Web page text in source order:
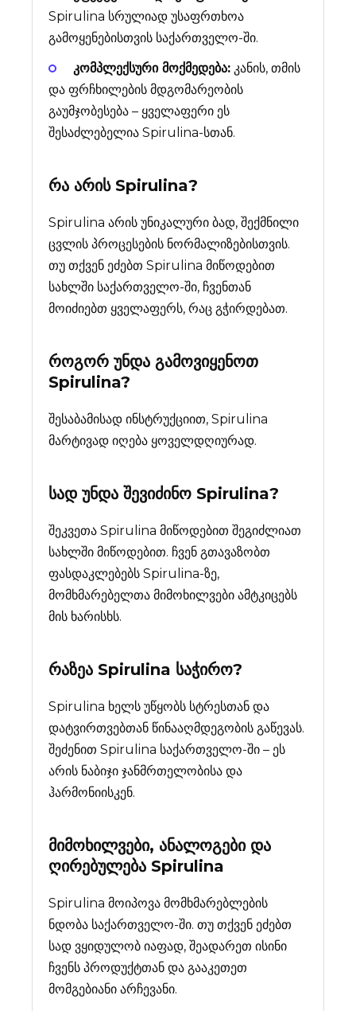
Spirulina სრულიად უსაფრთხოა
გამოყენებისთვის საქართველო-ში.
კომპლექსური მოქმედება: კანის, თმის
და ფრჩხილების მდგომარეობის
გაუმჯობესება – ყველაფერი ეს
შესაძლებელია Spirulina-სთან.
რა არისSpirulina?
Spirulina არის უნიკალური ბად, შექმნილი
ცვლის პროცესების ნორმალიზებისთვის.
თუ თქვენ ეძებთ Spirulina მიწოდებით
სახლში საქართველო-ში, ჩვენთან
მოიძიებთ ყველაფერს, რაც გჭირდებათ.
როგორ უნდა გამოვიყენოთ
Spirulina?
შესაბამისად ინსტრუქციით, Spirulina
მარტივად იღება ყოველდღიურად.
სად უნდა შევიძინოSpirulina?
შეკვეთა Spirulina მიწოდებით შეგიძლიათ
სახლში მიწოდებით. ჩვენ გთავაზობთ
ფასდაკლებებს Spirulina-ზე,
მომხმარებელთა მიმოხილვები ამტკიცებს
მის ხარისხს.
რაზეაSpirulina საჭირო?
Spirulina ხელს უწყობს სტრესთან და
დატვირთვებთან წინააღმდეგობის გაწევას.
შეძენით Spirulina საქართველო-ში – ეს
არის ნაბიჯი ჯანმრთელობისა და
ჰარმონიისკენ.
მიმოხილვები, ანალოგები და
ღირებულებაSpirulina
Spirulina მოიპოვა მომხმარებლების
ნდობა საქართველო-ში. თუ თქვენ ეძებთ
სად ვყიდულობ იაფად, შეადარეთ ისინი
ჩვენს პროდუქტთან და გააკეთეთ
მომგებიანი არჩევანი.